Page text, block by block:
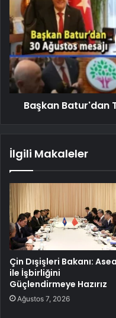
Başkan Batur'dan
İlgili Makaleler
Çin Dışişleri Bakanı:
ile İşbirliğini
Güçlendirmeye Hazırız
Ağustos 7, 2026